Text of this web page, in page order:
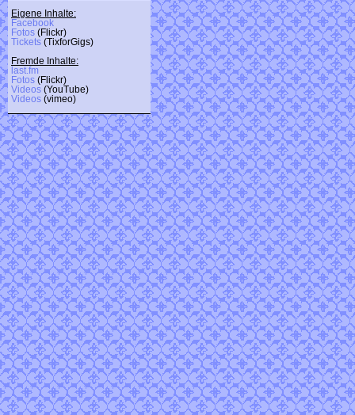
Eigene Inhalte:
Facebook
Fotos (Flickr)
Tickets (TixforGigs)
Fremde Inhalte:
last.fm
Fotos (Flickr)
Videos (YouTube)
Videos (vimeo)